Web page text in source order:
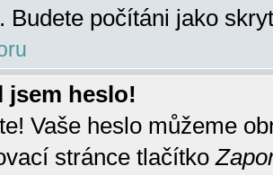
Budete počítáni jako
jsem heslo!
Vaše heslo můžeme
stránce tlačítko